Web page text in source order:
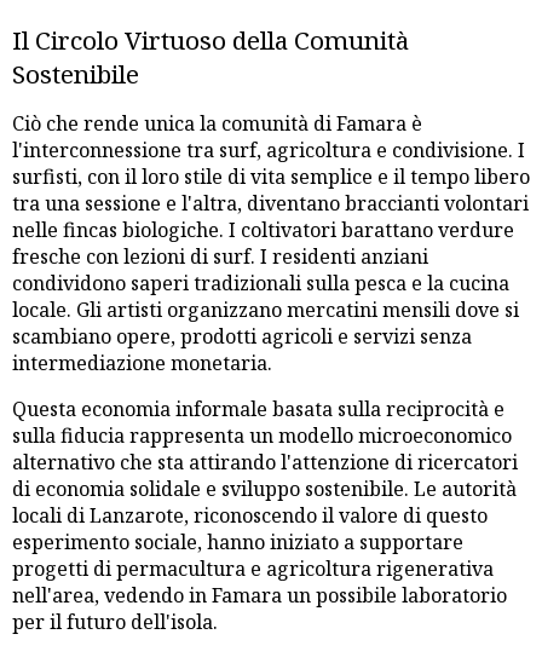
Il Circolo Virtuoso della Comunità
Sostenibile
Ciò che rende unica la comunità di Famara è
l'interconnessione tra surf, agricoltura e condivisione. I
surfisti, con il loro stile di vita semplice e il tempo libero
tra una sessione e l'altra, diventano braccianti volontari
nelle fincas biologiche. I coltivatori barattano verdure
fresche con lezioni di surf. I residenti anziani
condividono saperi tradizionali sulla pesca e la cucina
locale. Gli artisti organizzano mercatini mensili dove si
scambiano opere, prodotti agricoli e servizi senza
intermediazione monetaria.
Questa economia informale basata sulla reciprocità e
sulla fiducia rappresenta un modello microeconomico
alternativo che sta attirando l'attenzione di ricercatori
di economia solidale e sviluppo sostenibile. Le autorità
locali di Lanzarote, riconoscendo il valore di questo
esperimento sociale, hanno iniziato a supportare
progetti di permacultura e agricoltura rigenerativa
nell'area, vedendo in Famara un possibile laboratorio
per il futuro dell'isola.